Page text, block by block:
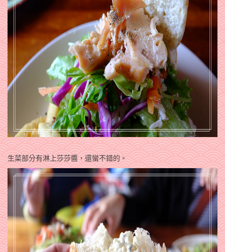
生菜部分有淋上莎莎醬，還蠻不錯的。